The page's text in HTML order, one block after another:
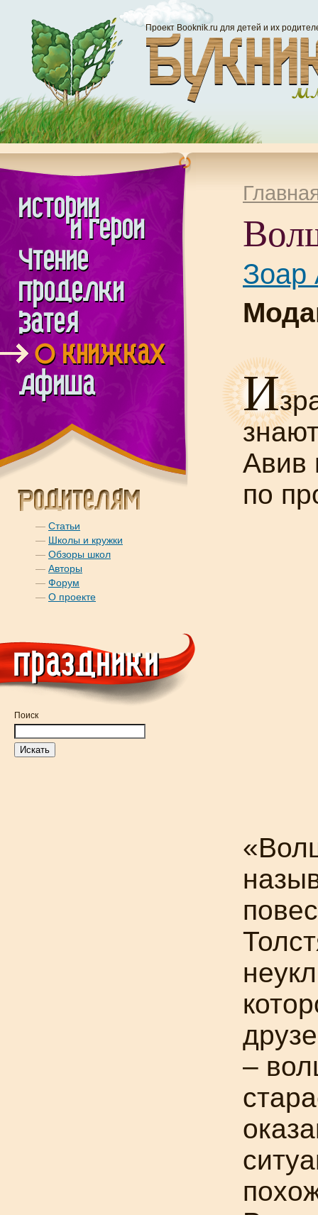
Проект Booknik.ru для детей и их
— Статьи
— Школы и кружки
— Обзоры школ
— Авторы
— Форум
— О проекте
Поиск
Зоар
И
Авив
по
–